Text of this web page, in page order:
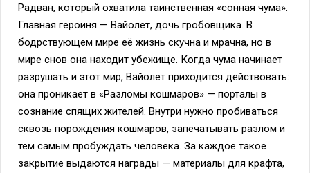
Радван, который охватила таинственная «сонная чума».
Главная героиня — Вайолет, дочь гробовщика. В
бодрствующем мире её жизнь скучна и мрачна, но в
мире снов она находит убежище. Когда чума начинает
разрушать и этот мир, Вайолет приходится действовать:
она проникает в «Разломы кошмаров» — порталы в
сознание спящих жителей. Внутри нужно пробиваться
сквозь порождения кошмаров, запечатывать разлом и
тем самым пробуждать человека. За каждое такое
закрытие выдаются награды — материалы для крафта,